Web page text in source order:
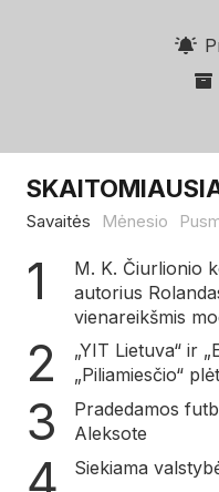
Savaitės Mėnesio
M. K. Čiurlionio
autorius
vienareikšmis
„YIT Lietuva“ ir
„Piliamiesčio“
Pradedamos
Aleksote
Siekiama